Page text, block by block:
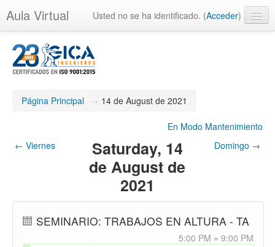
Aula Virtual Usted no se ha identificado. (Acceder)
Página Principal → 14 de August de 2021
En Modo Mantenimiento
← Viernes
Saturday, 14
de August de
2021
Domingo →
SEMINARIO: TRABAJOS EN ALTURA - TA
5:00 PM » 9:00 PM